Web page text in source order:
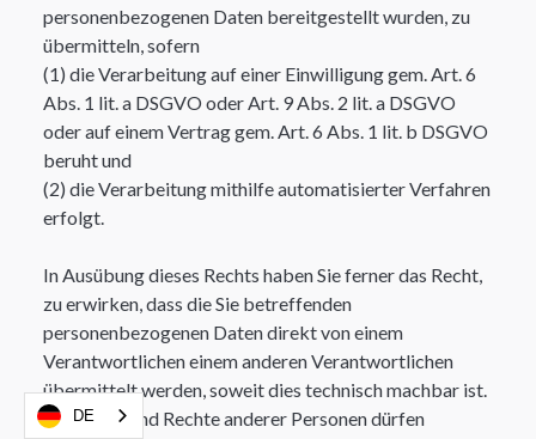
personenbezogenen Daten bereitgestellt wurden, zu
übermitteln, sofern​
(1) die Verarbeitung auf einer Einwilligung gem. Art. 6
Abs. 1 lit. a DSGVO oder Art. 9 Abs. 2 lit. a DSGVO
oder auf einem Vertrag gem. Art. 6 Abs. 1 lit. b DSGVO
beruht und
(2) die Verarbeitung mithilfe automatisierter Verfahren
erfolgt.​
In Ausübung dieses Rechts haben Sie ferner das Recht,
zu erwirken, dass die Sie betreffenden
personenbezogenen Daten direkt von einem
Verantwortlichen einem anderen Verantwortlichen
übermittelt werden, soweit dies technisch machbar ist.
Freiheiten und Rechte anderer Personen dürfen
DE